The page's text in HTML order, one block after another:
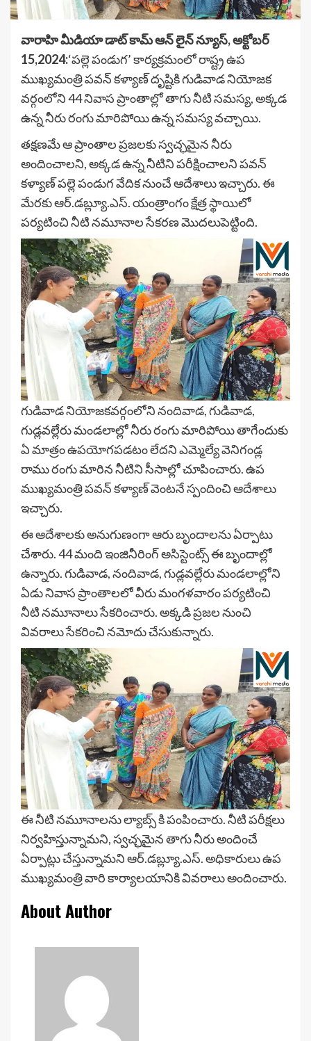
వారాహి మీడియా డాట్ కామ్ ఆన్ లైన్ న్యూస్, అక్టోబర్
15,2024:‘పల్లె పండుగ’ కార్యక్రమంలో రాష్ట్ర ఉప
ముఖ్యమంత్రి పవన్ కళ్యాణ్ దృష్టికి గుడివాడ నియోజక
వర్గంలోని 44 నివాస ప్రాంతాల్లో తాగు నీటి సమస్య, అక్కడ
ఉన్న నీరు రంగు మారిపోయి ఉన్న సమస్య వచ్చాయి.
తక్షణమే ఆ ప్రాంతాల ప్రజలకు స్వచ్ఛమైన నీరు
అందించాలని, అక్కడ ఉన్న నీటిని పరీక్షించాలని పవన్
కళ్యాణ్ పల్లె పండుగ వేదిక నుంచే ఆదేశాలు ఇచ్చారు. ఈ
మేరకు ఆర్.డబ్ల్యూ.ఎస్. యంత్రాంగం క్షేత్ర స్థాయిలో
పర్యటించి నీటి నమూనాల సేకరణ మొదలుపెట్టింది.
గుడివాడ నియోజకవర్గంలోని నందివాడ, గుడివాడ,
గుడ్లవల్లేరు మండలాల్లో నీరు రంగు మారిపోయి తాగేందుకు
ఏ మాత్రం ఉపయోగపడటం లేదని ఎమ్మెల్యే వెనిగండ్ల
రాము రంగు మారిన నీటిని సీసాల్లో చూపించారు. ఉప
ముఖ్యమంత్రి పవన్ కళ్యాణ్ వెంటనే స్పందించి ఆదేశాలు
ఇచ్చారు.
ఈ ఆదేశాలకు అనుగుణంగా ఆరు బృందాలను ఏర్పాటు
చేశారు. 44 మంది ఇంజినీరింగ్ అసిస్టెంట్స్ ఈ బృందాల్లో
ఉన్నారు. గుడివాడ, నందివాడ, గుడ్లవల్లేరు మండలాల్లోని
ఏడు నివాస ప్రాంతాలలో వీరు మంగళవారం పర్యటించి
నీటి నమూనాలు సేకరించారు. అక్కడి ప్రజల నుంచి
వివరాలు సేకరించి నమోదు చేసుకున్నారు.
ఈ నీటి నమూనాలను ల్యాబ్స్ కి పంపించారు. నీటి పరీక్షలు
నిర్వహిస్తున్నామని, స్వచ్ఛమైన తాగు నీరు అందించే
ఏర్పాట్లు చేస్తున్నామని ఆర్.డబ్ల్యూ.ఎస్. అధికారులు ఉప
ముఖ్యమంత్రి వారి కార్యాలయానికి వివరాలు అందించారు.
About Author